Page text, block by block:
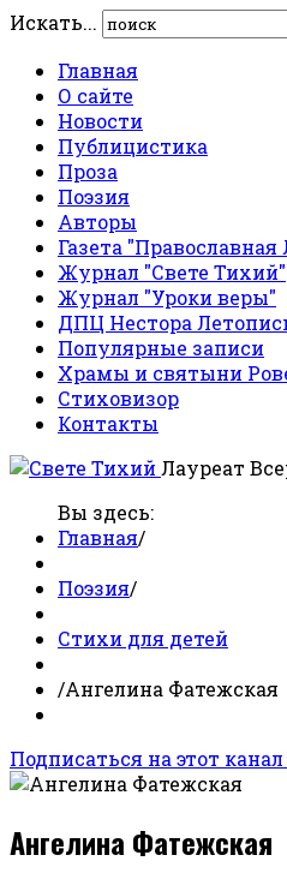
Искать...
Главная
О сайте
Новости
Публицистика
Проза
Поэзия
Авторы
Газета
Журнал "Свете Тихий"
Журнал "Уроки веры"
ДПЦ Нестора
Популярные записи
Храмы и святыни
Стиховизор
Контакты
Лауреат
Вы здесь:
Главная/
Поэзия/
Стихи для детей
/Ангелина Фатежская
Подписаться на этот канал
Ангелина Фатежская